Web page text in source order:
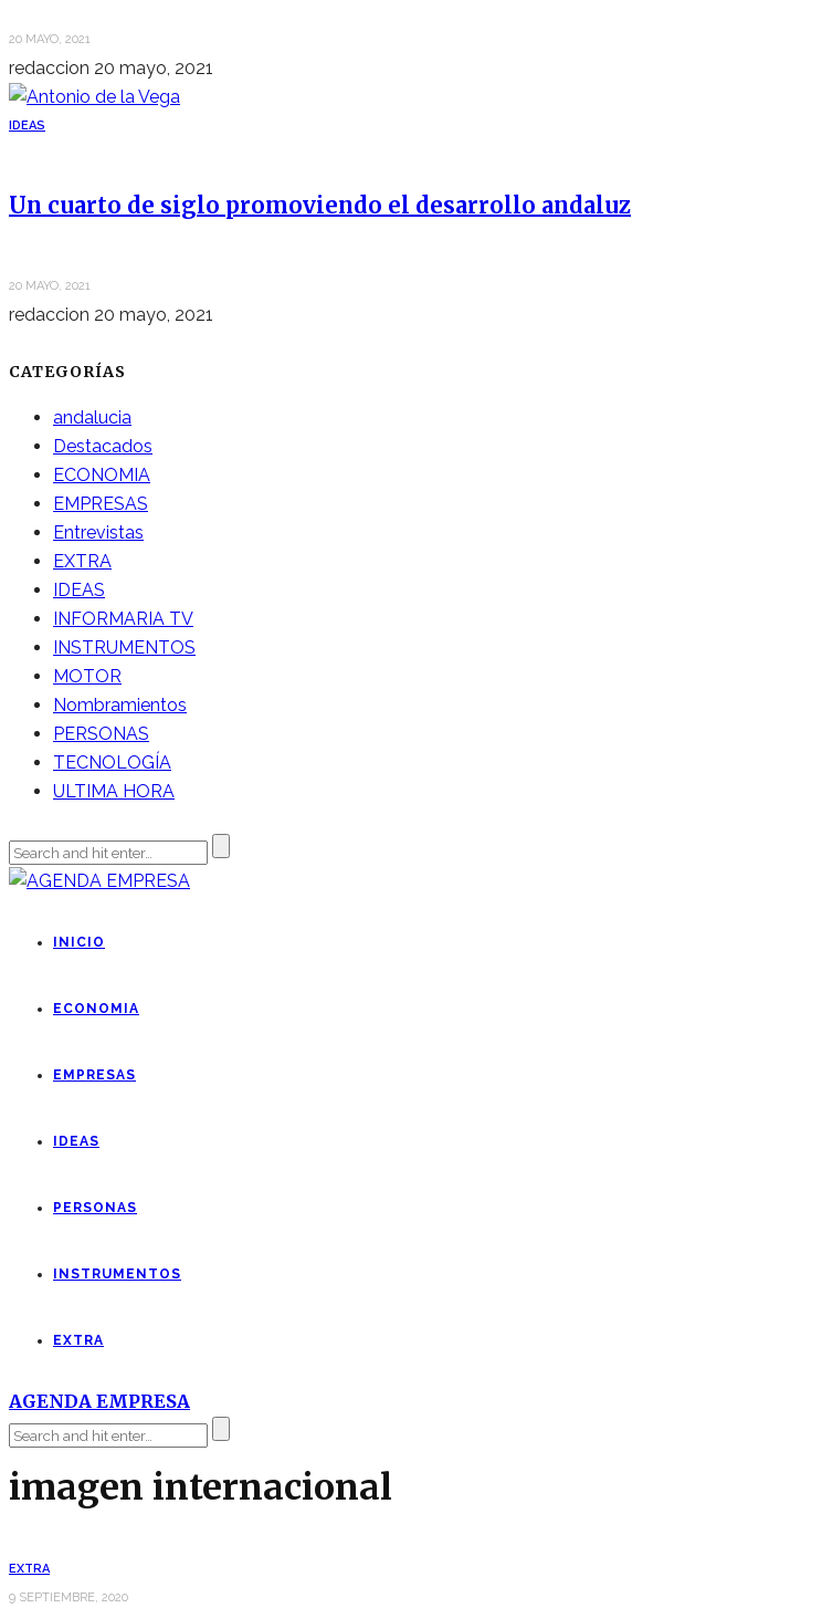
20 MAYO, 2021
redaccion 20 mayo, 2021
IDEAS
Un cuarto de siglo promoviendo el desarrollo andaluz
20 MAYO, 2021
redaccion 20 mayo, 2021
CATEGORÍAS
andalucia
Destacados
ECONOMIA
EMPRESAS
Entrevistas
EXTRA
IDEAS
INFORMARIA TV
INSTRUMENTOS
MOTOR
Nombramientos
PERSONAS
TECNOLOGÍA
ULTIMA HORA
INICIO
ECONOMIA
EMPRESAS
IDEAS
PERSONAS
INSTRUMENTOS
EXTRA
AGENDA EMPRESA
imagen internacional
EXTRA
9 SEPTIEMBRE, 2020